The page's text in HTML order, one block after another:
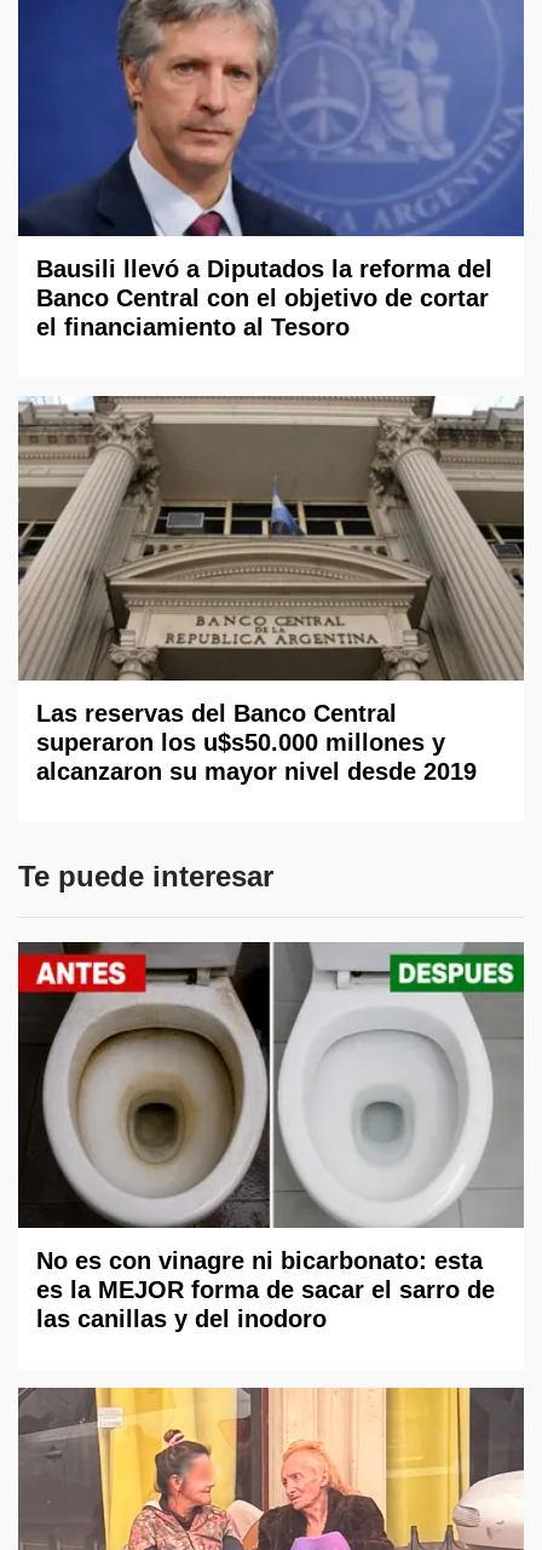
Bausili llevó a Diputados la reforma del
Banco Central con el objetivo de cortar
el financiamiento al Tesoro
Las reservas del Banco Central
superaron los u$s50.000 millones y
alcanzaron su mayor nivel desde 2019
Te puede interesar
No es con vinagre ni bicarbonato: esta
es la MEJOR forma de sacar el sarro de
las canillas y del inodoro